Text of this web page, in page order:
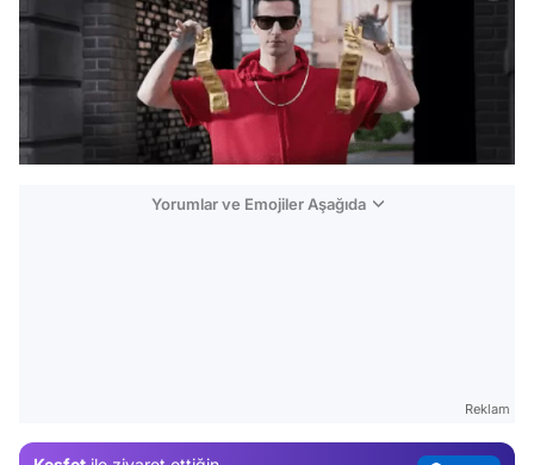
Yorumlar ve Emojiler Aşağıda
Reklam